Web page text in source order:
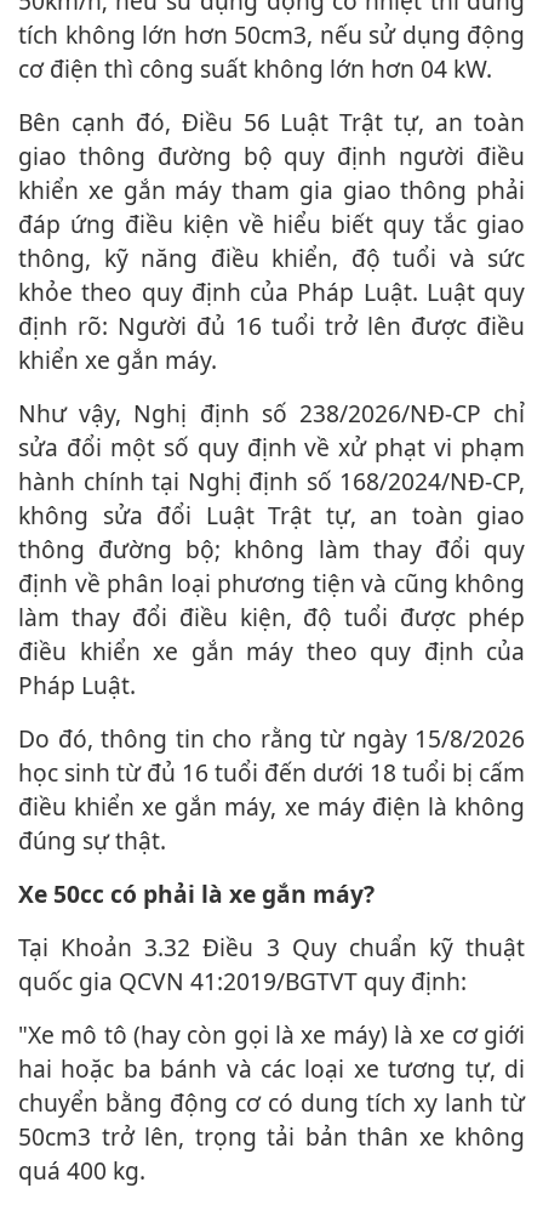
tích không lớn hơn 50cm3, nếu sử dụng động
cơ điện thì công suất không lớn hơn 04 kW.
Bên cạnh đó, Điều 56 Luật Trật tự, an toàn
giao thông đường bộ quy định người điều
khiển xe gắn máy tham gia giao thông phải
đáp ứng điều kiện về hiểu biết quy tắc giao
thông, kỹ năng điều khiển, độ tuổi và sức
khỏe theo quy định của Pháp Luật. Luật quy
định rõ: Người đủ 16 tuổi trở lên được điều
khiển xe gắn máy.
Như vậy, Nghị định số 238/2026/NĐ-CP chỉ
sửa đổi một số quy định về xử phạt vi phạm
hành chính tại Nghị định số 168/2024/NĐ-CP,
không sửa đổi Luật Trật tự, an toàn giao
thông đường bộ; không làm thay đổi quy
định về phân loại phương tiện và cũng không
làm thay đổi điều kiện, độ tuổi được phép
điều khiển xe gắn máy theo quy định của
Pháp Luật.
Do đó, thông tin cho rằng từ ngày 15/8/2026
học sinh từ đủ 16 tuổi đến dưới 1‌8 tuổ‌i bị cấm
điều khiển xe gắn máy, xe máy điện là không
đúng sự thật.
Xe 50cc có phải là xe gắn máy?
Tại Khoản 3.32 Điều 3 Quy chuẩn kỹ thuật
quốc gia QCVN 41:2019/BGTVT quy định:
"Xe mô tô (hay còn gọi là xe máy) là xe cơ giới
hai hoặc ba bánh và các loại xe tương tự, di
chuyển bằng động cơ có dung tích xy lanh từ
50cm3 trở lên, trọng tải bản thân xe không
quá 400 kg.